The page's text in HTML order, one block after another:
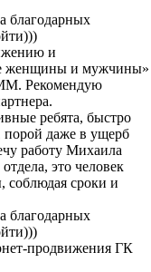
благодарных
и
женщины и мужчины»
Рекомендую
ребята, быстро
порой даже в ущерб
работу Михаила
это человек
соблюдая сроки и
благодарных
продвижения ГК